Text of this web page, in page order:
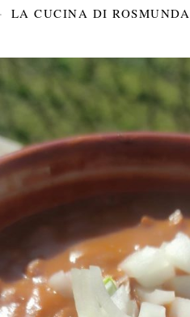
LA CUCINA DI ROSMUNDA